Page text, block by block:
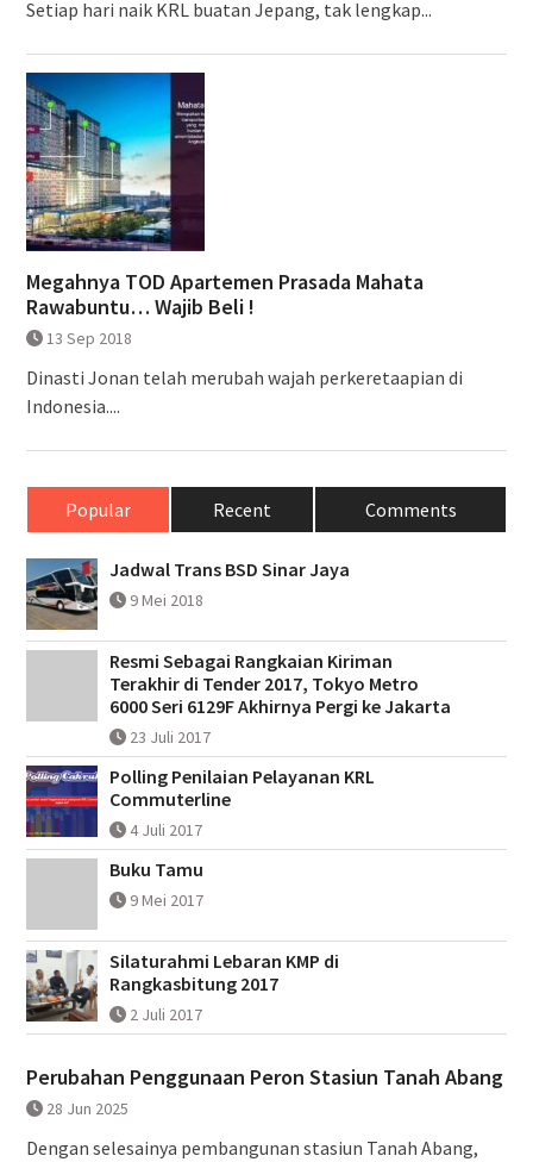
Setiap hari naik KRL buatan Jepang, tak lengkap...
Megahnya TOD Apartemen Prasada Mahata
Rawabuntu… Wajib Beli !
13 Sep 2018
Dinasti Jonan telah merubah wajah perkeretaapian di
Indonesia....
Popular Recent Comments
Jadwal Trans BSD Sinar Jaya
9 Mei 2018
Resmi Sebagai Rangkaian Kiriman
Terakhir di Tender 2017, Tokyo Metro
6000 Seri 6129F Akhirnya Pergi ke Jakarta
23 Juli 2017
Polling Penilaian Pelayanan KRL
Commuterline
4 Juli 2017
Buku Tamu
9 Mei 2017
Silaturahmi Lebaran KMP di
Rangkasbitung 2017
2 Juli 2017
Perubahan Penggunaan Peron Stasiun Tanah Abang
28 Jun 2025
Dengan selesainya pembangunan stasiun Tanah Abang,